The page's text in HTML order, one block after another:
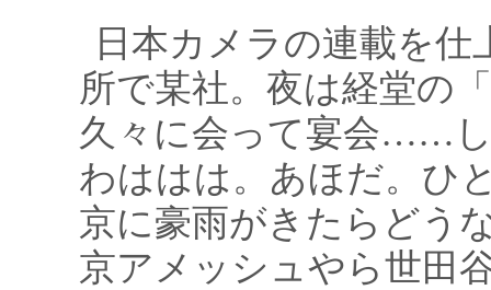
日本カメラの連載を
所で某社。夜は経堂の「
久々に会って宴会……
わははは。あほだ。ひ
京に豪雨がきたらどう
京アメッシュやら世田